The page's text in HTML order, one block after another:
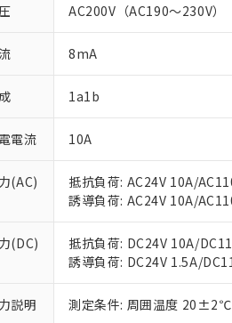
AC200V（AC190～230V）
8mA
1a1b
電流 10A
(AC)
抵抗負荷: AC24V 10A/
誘導負荷: AC24V 10A/
(DC)
抵抗負荷: DC24V 10A/
誘導負荷: DC24V 1.5A/
説明 測定条件: 周囲温度
ご利用条件
以下の条件をお読みい
在庫状況および標
のであり、閲覧さ
い。
正式な納期状況お
当社販売員にご相
オムロン制御機器
在庫状況および標
対応予定なし：EU
非該当品：ライセンス
仕入先様の事情により
があります。
*EU RoHS指令（10物質）：
鉛(Pb) 1000ppm以下、 水銀
六価クロム(Cr(Ⅵ)) 1000ppm以
ル（DBP） 1000ppm以下、
但し、RoHS指令で産業用監視
フタル酸エステル類の４物質
※2 対応予定月
部品在庫の切り替え状
※1 中国RoHS○×表
「○」：最大均質材料含
「－」：未確認です。
*中国RoHS10物質の基準値
Pb(鉛) :1000ppm、 Hg(水銀) :
Cr(Ⅵ)(六価クロム) : 1000ppm
DBP(フタル酸ジブチル) :
DEHP(フタル酸ビス(2-エチル
※2 環境保護使用期
当社は規制貨物を
ます。
当社は貴社製品を
置等に一切使用い
当社は、貴社製品
また当社は、販売
たしません。
記
号
説明
○ 一定数以上の
△ 一定数には満
－
在庫なし(最新